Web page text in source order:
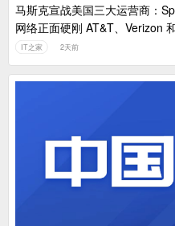
马斯克宣战美国三大运营商：
网络正面硬刚 AT&T、Verizon
IT之家 2天前